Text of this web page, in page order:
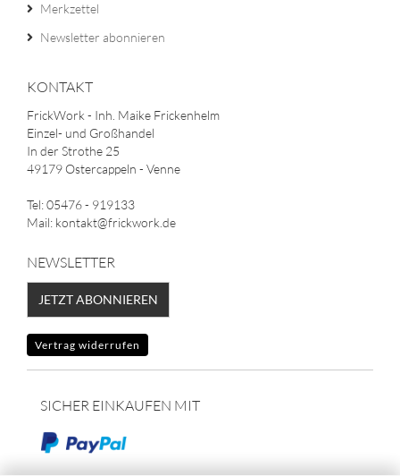
Merkzettel
Newsletter abonnieren
KONTAKT
FrickWork - Inh. Maike Frickenhelm
Einzel- und Großhandel
In der Strothe 25
49179 Ostercappeln - Venne
Tel: 05476 - 919133
Mail: kontakt@frickwork.de
NEWSLETTER
JETZT ABONNIEREN
Vertrag widerrufen
SICHER EINKAUFEN MIT